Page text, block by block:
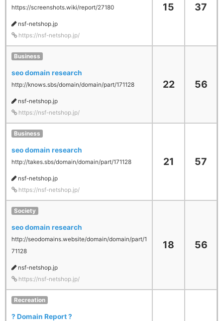
https://screenshots.wiki/report/27180
nsf-netshop.jp
https://nsf-netshop.jp/
15 37
Business
seo domain research
http://knows.sbs/domain/domain/part/171128
nsf-netshop.jp
https://nsf-netshop.jp/
22 56
Business
seo domain research
http://takes.sbs/domain/domain/part/171128
nsf-netshop.jp
https://nsf-netshop.jp/
21 57
Society
seo domain research
http://seodomains.website/domain/domain/part/1
71128
nsf-netshop.jp
https://nsf-netshop.jp/
18 56
Recreation
? Domain Report ?